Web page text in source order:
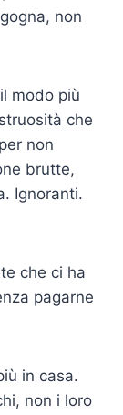
non
modo più
che
non
brutte,
Ignoranti.
che ci ha
pagarne
in casa.
non i loro